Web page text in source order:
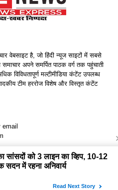
वेबसाइट है, जो हिंदी न्यूज साइटों में सबसे
अपने समर्पित पाठक वर्ग तक पहुंचाती
विविधतापूर्ण मल्टीमीडिया कंटेंट उपलब्ध
टीम हररोज विशेष और विस्तृत कंटेंट